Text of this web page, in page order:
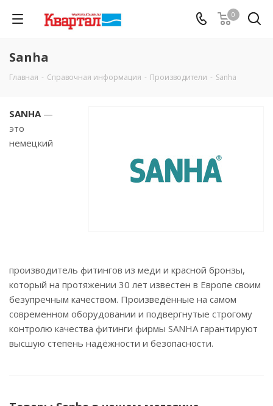
0
Sanha
Главная - Справочная информация - Производители - Sanha
SANHA—
это
немецкий
производитель фитингов из меди и красной бронзы,
который на протяжении 30 лет известен в Европе своим
безупречным качеством. Произведённые на самом
современном оборудовании и подвергнутые строгому
контролю качества фитинги фирмы SANHA гарантируют
высшую степень надёжности и безопасности.